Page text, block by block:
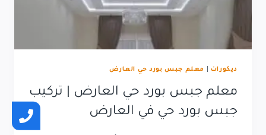
ديكورات معلم جبس بورد حي العارض
معلم جبس بورد حي العارض | تركيب
جبس بورد حي في العارض